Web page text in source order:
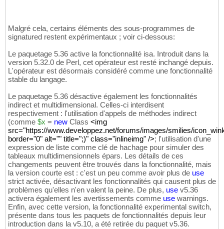
Malgré cela, certains éléments des sous-programmes de
signatured restent expérimentaux ; voir ci-dessous:
Le paquetage 5.36 active la fonctionnalité isa. Introduit dans la
version 5.32.0 de Perl, cet opérateur est resté inchangé depuis.
L'opérateur est désormais considéré comme une fonctionnalité
stable du langage.
Le paquetage 5.36 désactive également les fonctionnalités
indirect et multidimensional. Celles-ci interdisent
respectivement : l'utilisation d'appels de méthodes indirect
(comme $x = new Class <img
src="https://www.developpez.net/forums/images/smilies/
border="0" alt="" title=";)" class="inlineimg" />; l'utilisation d'une
expression de liste comme clé de hachage pour simuler des
tableaux multidimensionnels épars. Les détails de ces
changements peuvent être trouvés dans la fonctionnalité, mais
la version courte est : c'est un peu comme avoir plus de use
strict activée, désactivant les fonctionnalités qui causent plus de
problèmes qu'elles n'en valent la peine. De plus, use v5.36
activera également les avertissements comme use warnings.
Enfin, avec cette version, la fonctionnalité experimental switch,
présente dans tous les paquets de fonctionnalités depuis leur
introduction dans la v5.10, a été retirée du paquet v5.36.